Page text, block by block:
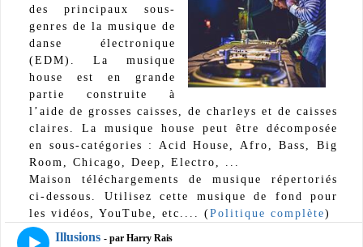
des principaux sous-
genres de la musique de
danse électronique
(EDM). La musique
house est en grande
partie construite à
l’aide de grosses caisses, de charleys et de caisses
claires. La musique house peut être décomposée
en sous-catégories : Acid House, Afro, Bass, Big
Room, Chicago, Deep, Electro, ...
Maison téléchargements de musique répertoriés
ci-dessous. Utilisez cette musique de fond pour
les vidéos, YouTube, etc.... (Politique complète)
Illusions - par Harry Rais